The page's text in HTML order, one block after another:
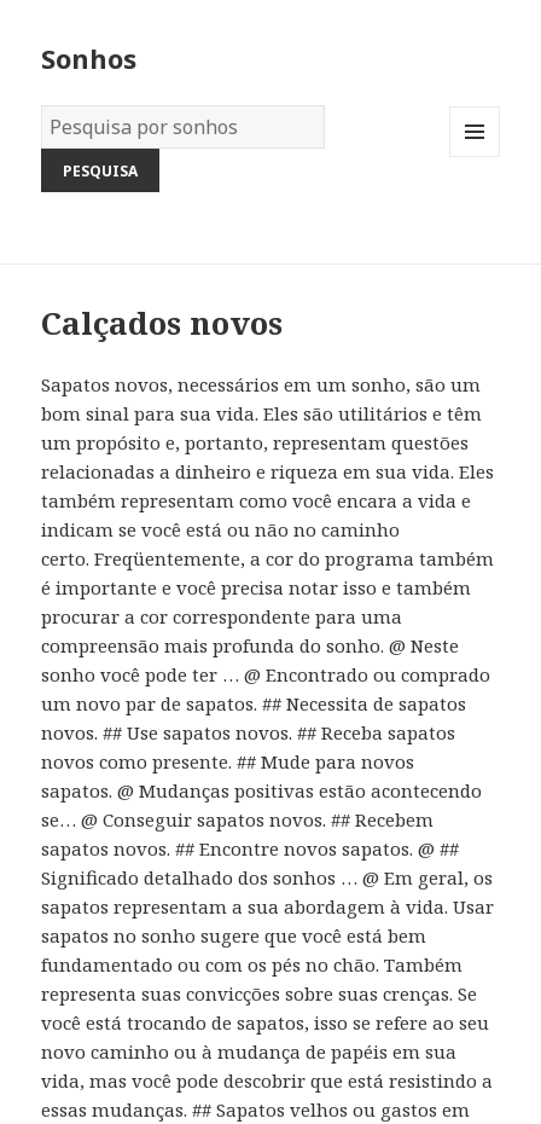
Sonhos
Dicionário
dos
Sonhos:
Calçados novos
Sapatos novos, necessários em um sonho, são um
bom sinal para sua vida. Eles são utilitários e têm
um propósito e, portanto, representam questões
relacionadas a dinheiro e riqueza em sua vida. Eles
também representam como você encara a vida e
indicam se você está ou não no caminho
certo. Freqüentemente, a cor do programa também
é importante e você precisa notar isso e também
procurar a cor correspondente para uma
compreensão mais profunda do sonho. @ Neste
sonho você pode ter … @ Encontrado ou comprado
um novo par de sapatos. ## Necessita de sapatos
novos. ## Use sapatos novos. ## Receba sapatos
novos como presente. ## Mude para novos
sapatos. @ Mudanças positivas estão acontecendo
se… @ Conseguir sapatos novos. ## Recebem
sapatos novos. ## Encontre novos sapatos. @ ##
Significado detalhado dos sonhos … @ Em geral, os
sapatos representam a sua abordagem à vida. Usar
sapatos no sonho sugere que você está bem
fundamentado ou com os pés no chão. Também
representa suas convicções sobre suas crenças. Se
você está trocando de sapatos, isso se refere ao seu
novo caminho ou à mudança de papéis em sua
vida, mas você pode descobrir que está resistindo a
essas mudanças. ## Sapatos velhos ou gastos em